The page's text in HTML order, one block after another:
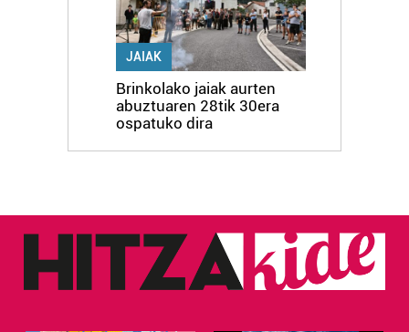
JAIAK
Brinkolako jaiak aurten
abuztuaren 28tik 30era
ospatuko dira